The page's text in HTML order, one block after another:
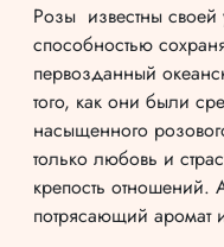
Розы известны своей
способностью
первозданный
того, как они были
насыщенного
только любовь и
крепость
потрясающий аромат